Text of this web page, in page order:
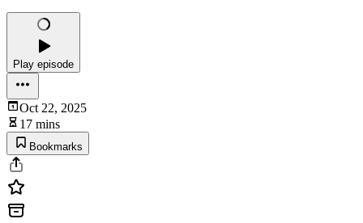
Play episode
Oct 22, 2025
17 mins
Bookmarks